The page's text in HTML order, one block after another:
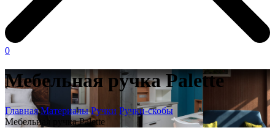
0
Мебельная ручка Palette
Главная Материалы Ручки Ручки-скобы
Мебельная ручка Palette